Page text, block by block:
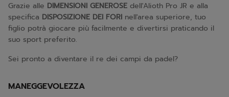
Grazie alle DIMENSIONI GENEROSE dell'Alioth Pro JR e alla
specifica DISPOSIZIONE DEI FORI nell'area superiore, tuo
figlio potrà giocare più facilmente e divertirsi praticando il
suo sport preferito.
Sei pronto a diventare il re dei campi da padel?
MANEGGEVOLEZZA